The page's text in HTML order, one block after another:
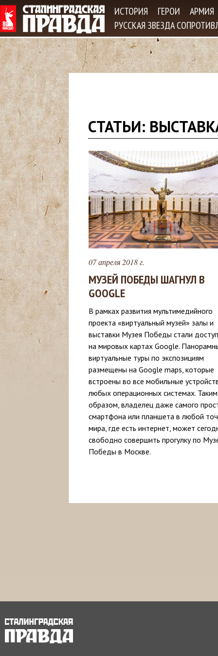
ИСТОРИЯ ГЕРОИ
АРМИЯ
РУССКАЯ ЗВЕЗДА
ы
д
е
с
ь
СТАТЬИ:
07 апреля 2018 г.
МУЗЕЙ ПОБЕДЫ ШАГНУЛ В
GOOGLE
В рамках развития мультимедийного
проекта «виртуальный музей» залы и
выставки Музея Победы стали
на мировых картах Google.
виртуальные туры по экспозициям
размещены на Google maps, которые
встроены во все мобильные
любых операционных системах. Таким
образом, владелец даже самого
смартфона или планшета в любой
мира, где есть интернет, может
свободно совершить прогулку по
Победы в Москве.